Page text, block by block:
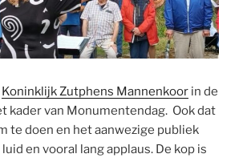
Koninklijk Zutphens Mannenkoor in de
kader van Monumentendag. Ook dat
te doen en het aanwezige publiek
en vooral lang applaus. De kop is